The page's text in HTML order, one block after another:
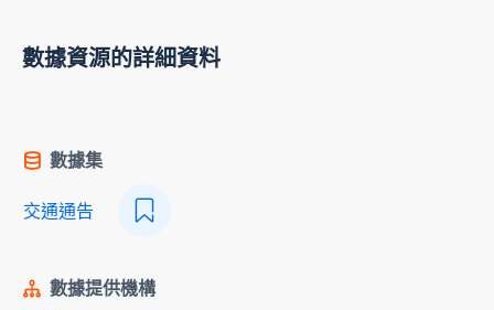
數據資源的詳細資料
數據集
交通通告
數據提供機構